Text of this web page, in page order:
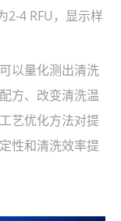
4 RFU，显示样
以量化测出清洗
方、改变清洗温
艺优化方法对提
性和清洗效率提